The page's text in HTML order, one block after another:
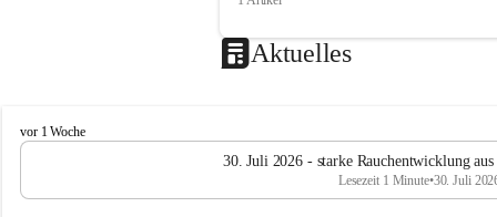
Aktuelles
F
e
e
vor 1 Woche
30. Juli 2026 - starke Rauchentwicklung
Lesezeit 1 Minute•30. Juli